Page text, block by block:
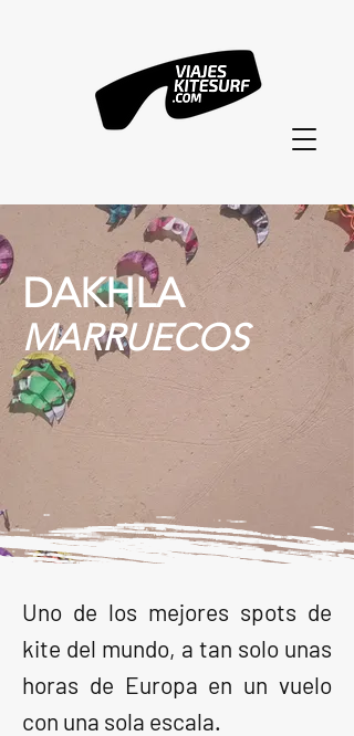
DAKHLA
MARRUECOS
Uno de los mejores spots de
kite del mundo, a tan solo unas
horas de Europa en un vuelo
con una sola escala.